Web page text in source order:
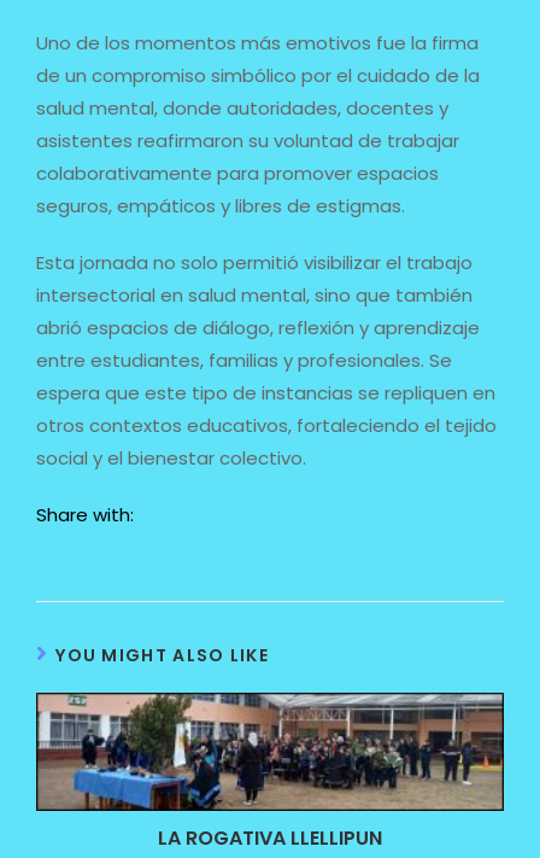
Uno de los momentos más emotivos fue la firma
de un compromiso simbólico por el cuidado de la
salud mental, donde autoridades, docentes y
asistentes reafirmaron su voluntad de trabajar
colaborativamente para promover espacios
seguros, empáticos y libres de estigmas.
Esta jornada no solo permitió visibilizar el trabajo
intersectorial en salud mental, sino que también
abrió espacios de diálogo, reflexión y aprendizaje
entre estudiantes, familias y profesionales. Se
espera que este tipo de instancias se repliquen en
otros contextos educativos, fortaleciendo el tejido
social y el bienestar colectivo.
Share with:
YOU MIGHT ALSO LIKE
LA ROGATIVA LLELLIPUN